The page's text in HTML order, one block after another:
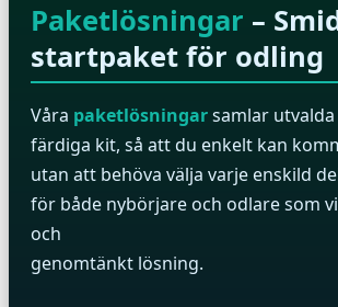
Paketlösningar –
startpaket för odling
Våra paketlösningarsamlar
färdiga kit, så att du enkelt kan
utan att behöva välja varje enskild
för både nybörjare och odlare som
och
genomtänkt lösning.